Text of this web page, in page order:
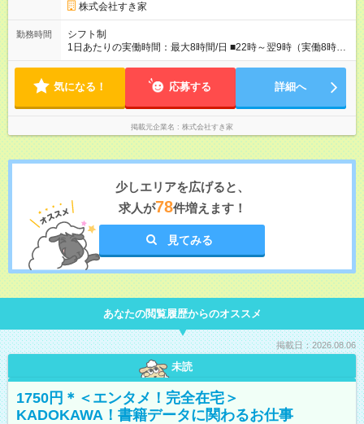
株式会社すき家
勤務時間
シフト制
1日あたりの実働時間：最大8時間/日 ■22時～翌9時（実働8時
間） ※上記はあくまでも一例です。店舗により、時間が前後す
のシフトを組んでいます。 ★各店舗のサポートのために本社に
気になる！ 応募する 詳細へ
掲載元企業名 株式会社すき家
少しエリアを広げると、
求人が78件増えます！
見てみる
あなたの閲覧履歴からのオススメ
掲載日：2026.08.06
未読
1750円＊＜エンタメ！完全在宅＞
KADOKAWA！書籍データに関わるお仕事